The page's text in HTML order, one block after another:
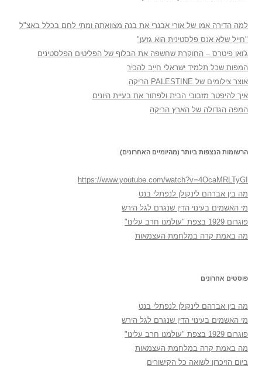
למה הדירה אמו של אורי אבנרי את בנה מצוואתה ומתי לחם בכלל באצ"ל
"חייל שלא אנס פלסטינית הוא גזען"
ג'ואן פיטרס – החוקרת שחשפה את הבלוף של הפליטים הפלסטינים
המפות שכל תלמיד ישראלי חייב להכיר
אוצר צילומים של PALESTINE הריקה
איך להיפטר מזבובי הבית ולפתור את בעיית היונים
המפה הגדולה של הארץ הריקה
הרשומות הנצפות ביותר (מהיומיים האחרונים)
https://www.youtube.com/watch?v=4OcaMRLTyGI
מה בין אברהם לינקולן לנפתלי בנט
מי האשמים בעינוי הדין שנגרם לגל הירש
פוגרום 1929 בצפת "עולמנו חרב עלינו"
מה באמת קרה במלחמת העצמאות
פוסטים אחרונים
מה בין אברהם לינקולן לנפתלי בנט
מי האשמים בעינוי הדין שנגרם לגל הירש
פוגרום 1929 בצפת "עולמנו חרב עלינו"
מה באמת קרה במלחמת העצמאות
ביום הזיכרון לשואה כל הקישורים